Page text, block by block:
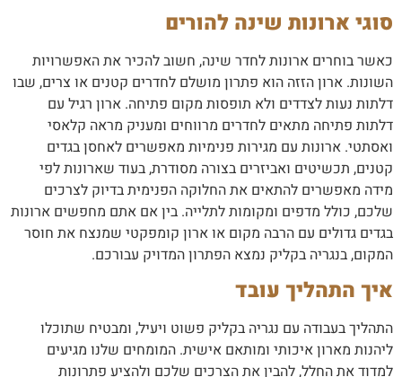
סוגי ארונות שינה להורים
כאשר בוחרים ארונות לחדר שינה, חשוב להכיר את האפשרויות
השונות. ארון הזזה הוא פתרון מושלם לחדרים קטנים או צרים, שבו
דלתות נעות לצדדים ולא תופסות מקום פתיחה. ארון רגיל עם
דלתות פתיחה מתאים לחדרים מרווחים ומעניק מראה קלאסי
ואסתטי. ארונות עם מגירות פנימיות מאפשרים לאחסן בגדים
קטנים, תכשיטים ואביזרים בצורה מסודרת, בעוד שארונות לפי
מידה מאפשרים להתאים את החלוקה הפנימית בדיוק לצרכים
שלכם, כולל מדפים ומקומות לתלייה. בין אם אתם מחפשים ארונות
בגדים גדולים עם הרבה מקום או ארון קומפקטי שמנצח את חוסר
המקום, בנגריה בקליק נמצא הפתרון המדויק עבורכם.
איך התהליך עובד
התהליך בעבודה עם נגריה בקליק פשוט ויעיל, ומבטיח שתוכלו
ליהנות מארון איכותי ומותאם אישית. המומחים שלנו מגיעים
למדוד את החלל, להבין את הצרכים שלכם ולהציע פתרונות